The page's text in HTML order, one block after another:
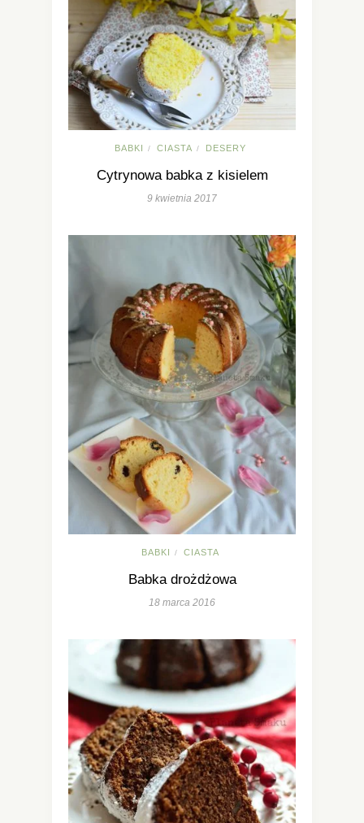
BABKI / CIASTA / DESERY
Cytrynowa babka z kisielem
9 kwietnia 2017
BABKI / CIASTA
Babka drożdżowa
18 marca 2016